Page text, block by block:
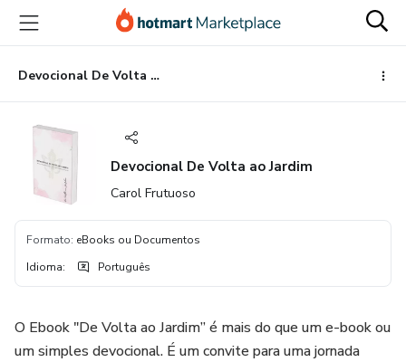
para
conteúdo
principal
para
pagamento
para
rodapé
Devocional De Volta ao Jardim
Devocional De Volta ao Jardim
Carol Frutuoso
Formato: eBooks ou Documentos
Idioma: Português
O Ebook "De Volta ao Jardim” é mais do que um e-book ou
um simples devocional. É um convite para uma jornada